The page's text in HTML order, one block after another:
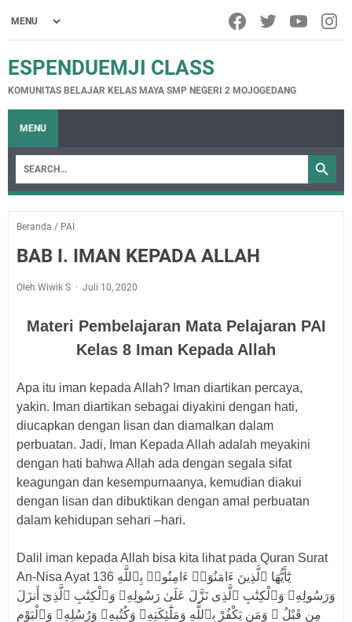
ESPENDUEMJI CLASS
KOMUNITAS BELAJAR KELAS MAYA SMP NEGERI 2 MOJOGEDANG
MENU
Beranda / PAI
BAB I. IMAN KEPADA ALLAH
Oleh Wiwik S Juli 10, 2020
Materi Pembelajaran Mata Pelajaran PAI
Kelas 8 Iman Kepada Allah
Apa itu iman kepada Allah? Iman diartikan percaya,
yakin. Iman diartikan sebagai diyakini dengan hati,
diucapkan dengan lisan dan diamalkan dalam
perbuatan. Jadi, Iman Kepada Allah adalah meyakini
dengan hati bahwa Allah ada dengan segala sifat
keagungan dan kesempurnaanya, kemudian diakui
dengan lisan dan dibuktikan dengan amal perbuatan
dalam kehidupan sehari –hari.
Dalil iman kepada Allah bisa kita lihat pada Quran Surat
An-Nisa Ayat 136 يَٰٓأَيُّهَا ٱلَّذِينَ ءَامَنُوٓا۟ ءَامِنُوا۟ بِٱللَّهِ
وَرَسُولِهِۦ وَٱلْكِتَٰبِ ٱلَّذِى نَزَّلَ عَلَىٰ رَسُولِهِۦ وَٱلْكِتَٰبِ ٱلَّذِىٓ أَنزَلَ
مِن قَبْلُ ۚ وَمَن يَكْفُرْ بِٱللَّهِ وَمَلَٰٓئِكَتِهِۦ وَكُتُبِهِۦ وَرُسُلِهِۦ وَٱلْيَوْمِ